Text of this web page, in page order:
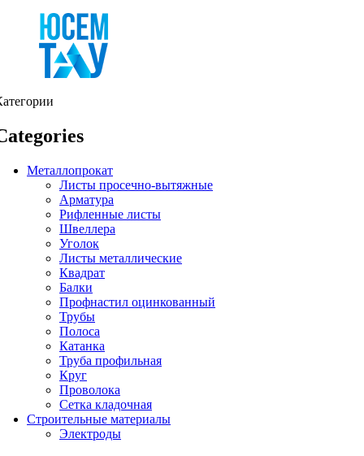
Металлопрокат
Листы просечно-вытяжные
Арматура
Рифленные листы
Швеллера
Уголок
Листы металлические
Квадрат
Балки
Профнастил оцинкованный
Трубы
Полоса
Катанка
Труба профильная
Круг
Проволока
Сетка кладочная
Строительные материалы
Электроды